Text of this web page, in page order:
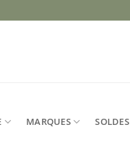
MARQUES SOLDES